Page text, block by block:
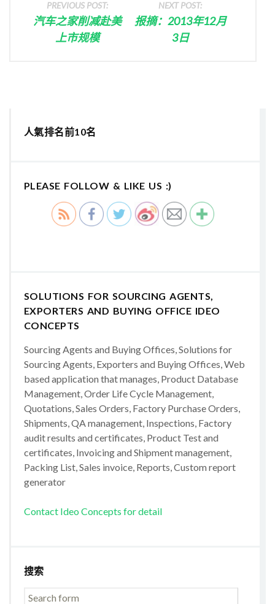
PREVIOUS POST:
汽车之家削减赴美
上市规模
NEXT POST:
报摘：2013年12月
3日
人氣排名前10名
PLEASE FOLLOW & LIKE US :)
SOLUTIONS FOR SOURCING AGENTS,
EXPORTERS AND BUYING OFFICE IDEO
CONCEPTS
Sourcing Agents and Buying Offices, Solutions for
Sourcing Agents, Exporters and Buying Offices, Web
based application that manages, Product Database
Management, Order Life Cycle Management,
Quotations, Sales Orders, Factory Purchase Orders,
Shipments, QA management, Inspections, Factory
audit results and certificates, Product Test and
certificates, Invoicing and Shipment management,
Packing List, Sales invoice, Reports, Custom report
generator
Contact Ideo Concepts for detail
搜索